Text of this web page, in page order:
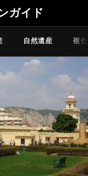
ガイド
自然遺産 複